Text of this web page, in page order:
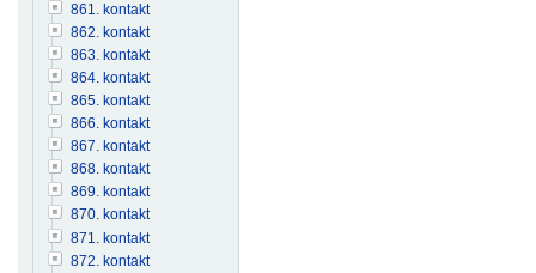
861. kontakt
862. kontakt
863. kontakt
864. kontakt
865. kontakt
866. kontakt
867. kontakt
868. kontakt
869. kontakt
870. kontakt
871. kontakt
872. kontakt